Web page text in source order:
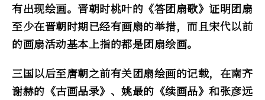
有出现绘画。晋朝时桃叶的《答团扇歌》证明团扇
至少在晋朝时期已经有画扇的举措，而且宋代以前
的画扇活动基本上指的都是团扇绘画。
三国以后至唐朝之前有关团扇绘画的记载，在南齐
谢赫的《古画品录》、姚最的《续画品》和张彦远